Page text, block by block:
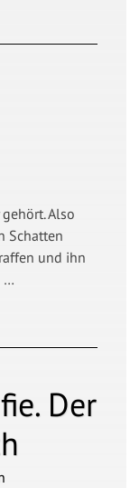
Also
Schatten
und ihn
…
Der